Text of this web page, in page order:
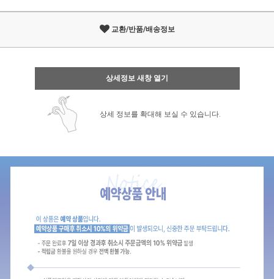
교환/반품/배송정보
상세정보 새창 열기
상세 정보를 확대해 보실 수 있습니다.